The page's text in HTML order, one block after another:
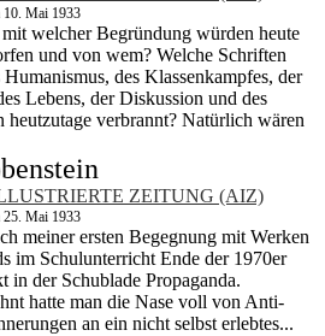
Mai 1933
welcher Begründung würden heute
und von wem? Welche Schriften
des Klassenkampfes, der
Lebens, der Diskussion und des
heutzutage verbrannt? Natürlich wären
ZEITUNG (AIZ)
Mai 1933
meiner ersten Begegnung mit Werken
im Schulunterricht Ende der 1970er
in der Schublade Propaganda.
hatte man die Nase voll von Anti-
an ein nicht selbst erlebtes...